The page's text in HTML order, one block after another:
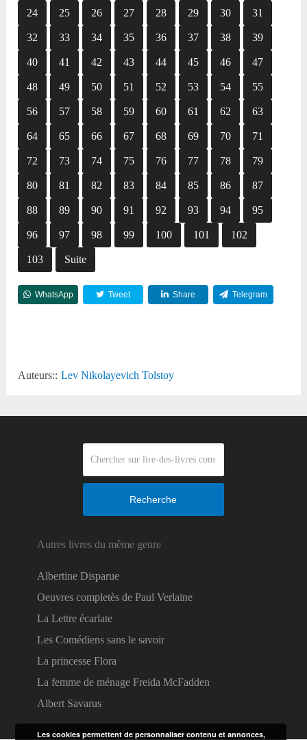
24 25 26 27 28 29 30 31
32 33 34 35 36 37 38 39
40 41 42 43 44 45 46 47
48 49 50 51 52 53 54 55
56 57 58 59 60 61 62 63
64 65 66 67 68 69 70 71
72 73 74 75 76 77 78 79
80 81 82 83 84 85 86 87
88 89 90 91 92 93 94 95
96 97 98 99 100 101 102
103 Suite
WhatsApp Tweet Share Telegram
Auteurs:: Lev Nikolayevich Tolstoy
Recherche
Autres livres du même genre
Albertine Disparue
Oeuvres completès de Paul Verlaine
La Lettre écarlate
Les Comédiens sans le savoir
La princesse Flora
La femme de ménage Freida McFadden
Albert Savarus
Les cookies permettent de personnaliser contenu et annonces,